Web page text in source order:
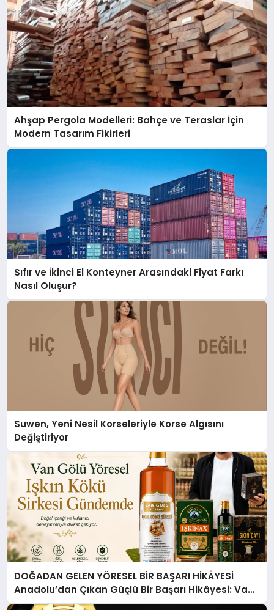
Ahşap Pergola Modelleri: Bahçe ve Teraslar İçin
Modern Tasarım Fikirleri
Sıfır ve İkinci El Konteyner Arasındaki Fiyat Farkı
Nasıl Oluşur?
Suwen, Yeni Nesil Korseleriyle Korse Algısını
Değiştiriyor
DOĞADAN GELEN YÖRESEL BİR BAŞARI HİKÂYESİ
Anadolu’dan Çıkan Güçlü Bir Başarı Hikâyesi: Van
Gölü Yöresel Işkın Kökü Sirkesi